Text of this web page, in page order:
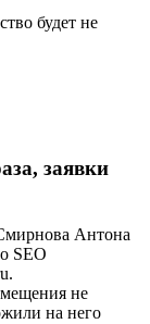
будет не
заявки
Антона
SEO
не
на него